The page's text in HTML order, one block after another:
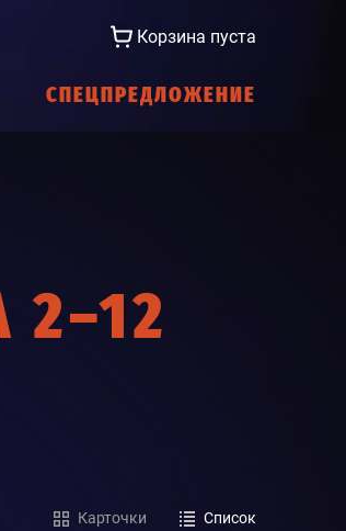
СПЕЦПРЕДЛОЖЕНИЕ
Корзина пуста
Карточки Список